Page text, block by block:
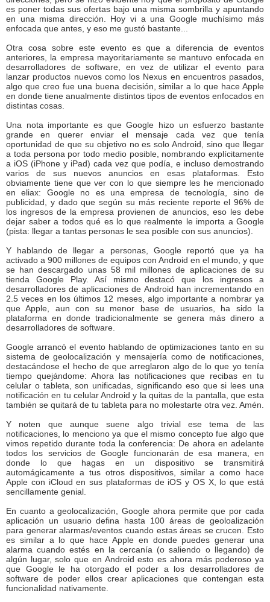
es poner todas sus ofertas bajo una misma sombrilla y apuntando
en una misma dirección. Hoy vi a una Google muchísimo más
enfocada que antes, y eso me gustó bastante...
Otra cosa sobre este evento es que a diferencia de eventos
anteriores, la empresa mayoritariamente se mantuvo enfocada en
desarrolladores de software, en vez de utilizar el evento para
lanzar productos nuevos como los Nexus en encuentros pasados,
algo que creo fue una buena decisión, similar a lo que hace Apple
en donde tiene anualmente distintos tipos de eventos enfocados en
distintas cosas.
Una nota importante es que Google hizo un esfuerzo bastante
grande en querer enviar el mensaje cada vez que tenía
oportunidad de que su objetivo no es solo Android, sino que llegar
a toda persona por todo medio posible, nombrando explícitamente
a iOS (iPhone y iPad) cada vez que podía, e incluso demostrando
varios de sus nuevos anuncios en esas plataformas. Esto
obviamente tiene que ver con lo que siempre les he mencionado
en eliax: Google no es una empresa de tecnología, sino de
publicidad, y dado que según su más reciente reporte el 96% de
los ingresos de la empresa provienen de anuncios, eso les debe
dejar saber a todos qué es lo que realmente le importa a Google
(pista: llegar a tantas personas le sea posible con sus anuncios).
Y hablando de llegar a personas, Google reportó que ya ha
activado a 900 millones de equipos con Android en el mundo, y que
se han descargado unas 58 mil millones de aplicaciones de su
tienda Google Play. Así mismo destacó que los ingresos a
desarrolladores de aplicaciones de Android han incrementando en
2.5 veces en los últimos 12 meses, algo importante a nombrar ya
que Apple, aun con su menor base de usuarios, ha sido la
plataforma en donde tradicionalmente se genera más dinero a
desarrolladores de software.
Google arrancó el evento hablando de optimizaciones tanto en su
sistema de geolocalización y mensajería como de notificaciones,
destacándose el hecho de que arreglaron algo de lo que yo tenía
tiempo quejándome: Ahora las notificaciones que recibas en tu
celular o tableta, son unificadas, significando eso que si lees una
notificación en tu celular Android y la quitas de la pantalla, que esta
también se quitará de tu tableta para no molestarte otra vez. Amén.
Y noten que aunque suene algo trivial ese tema de las
notificaciones, lo menciono ya que el mismo concepto fue algo que
vimos repetido durante toda la conferencia: De ahora en adelante
todos los servicios de Google funcionarán de esa manera, en
donde lo que hagas en un dispositivo se transmitirá
automágicamente a tus otros dispositivos, similar a como hace
Apple con iCloud en sus plataformas de iOS y OS X, lo que está
sencillamente genial.
En cuanto a geolocalización, Google ahora permite que por cada
aplicación un usuario defina hasta 100 áreas de geoloalización
para generar alarmas/eventos cuando estas áreas se crucen. Esto
es similar a lo que hace Apple en donde puedes generar una
alarma cuando estés en la cercanía (o saliendo o llegando) de
algún lugar, solo que en Android esto es ahora más poderoso ya
que Google le ha otorgado el poder a los desarrolladores de
software de poder ellos crear aplicaciones que contengan esta
funcionalidad nativamente.